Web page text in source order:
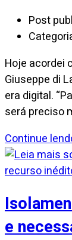
Post
Hoje acordei
Giuseppe di
era digital.
será preciso
Continue
e